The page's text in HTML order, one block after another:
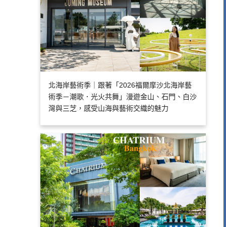
北海岸藝術季｜跟著「2026福爾摩沙北海岸藝
術季－潮歌．光火共舞」漫遊金山、石門、白沙
灣與三芝，感受山海與藝術交織的魅力